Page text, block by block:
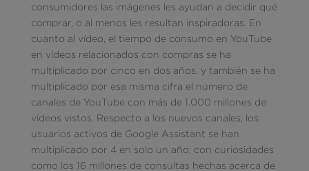
consumidores las imágenes les ayudan a decidir qué
comprar, o al menos les resultan inspiradoras. En
cuanto al vídeo, el tiempo de consumo en YouTube
en vídeos relacionados con compras se ha
multiplicado por cinco en dos años, y también se ha
multiplicado por esa misma cifra el número de
canales de YouTube con más de 1.000 millones de
vídeos vistos. Respecto a los nuevos canales, los
usuarios activos de Google Assistant se han
multiplicado por 4 en solo un año; con curiosidades
como los 16 millones de consultas hechas acerca de